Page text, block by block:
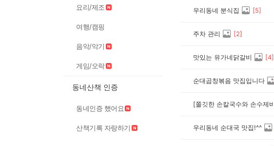
요리/제조
여행/캠핑
음악/악기
게임/오락
동네산책 인증
동네인증 했어요
산책기록 자랑하기
우리동네 분식집 [5]
주차 관리 [2]
맛있는 유가네닭갈비 [4]
순대곱창볶음 맛집입니다
우리동네 순대국 맛집!^^